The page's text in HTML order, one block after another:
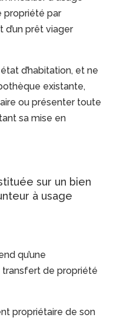
propriété par
d’un prêt viager
d’habitation, et ne
existante,
ou présenter toute
sa mise en
sur un bien
à usage
qu’une
transfert de propriété
propriétaire de son